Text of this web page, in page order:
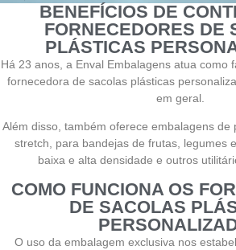
BENEFÍCIOS DE
FORNECEDORES DE
PLÁSTICAS
Há 23 anos, a Enval Embalagens atua como
fornecedora de sacolas plásticas
em geral.
Além disso, também oferece embalagens de
stretch, para bandejas de frutas, legumes
baixa e alta densidade e outros
COMO FUNCIONA OS
DE SACOLAS
O uso da embalagem exclusiva nos